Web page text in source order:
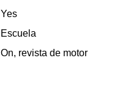
Yes
Escuela
On, revista de motor